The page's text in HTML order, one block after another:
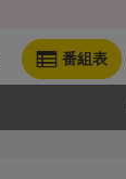
番組表